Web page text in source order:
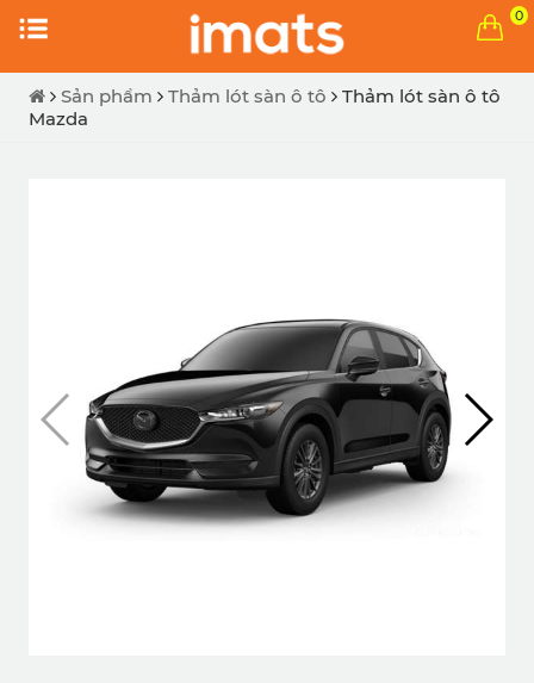
0
Sản phẩm Thảm lót sàn ô tô
Thảm lót sàn ô tô
Mazda